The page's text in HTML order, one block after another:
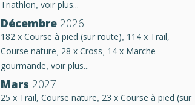
Triathlon voir plus...
Décembre 2026
182 x Course à pied (sur route) 114 x Trail,
Course nature 28 x Cross 14 x Marche
gourmande voir plus...
Mars 2027
25 x Trail, Course nature 23 x Course à pied (sur